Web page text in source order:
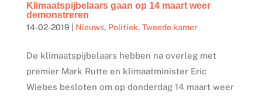
Klimaatspijbelaars gaan op 14 maart weer
demonstreren
14-02-2019| Nieuws, Politiek, Tweede kamer
De klimaatspijbelaars hebben na overleg met
premier Mark Rutte en klimaatminister Eric
Wiebes besloten om op donderdag 14 maart weer